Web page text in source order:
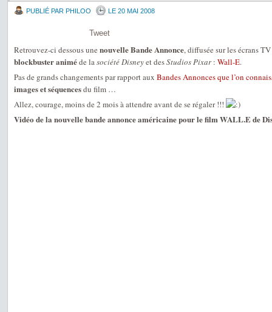
PUBLIÉ PAR PHILOO LE 20 MAI 2008
Tweet
Retrouvez-ci dessous une nouvelle Bande Annonce, diffusée sur les écrans
blockbuster animéde lasociété Disneyet desStudios Pixar: Wall-E.
Pas de grands changements par rapport aux Bandes Annonces que l’on
images et séquencesdu film …
Allez, courage, moins de 2 mois à attendre avant de se régaler !!!
Vidéo de la nouvelle bande annonce américaine pour le film WALL.E de